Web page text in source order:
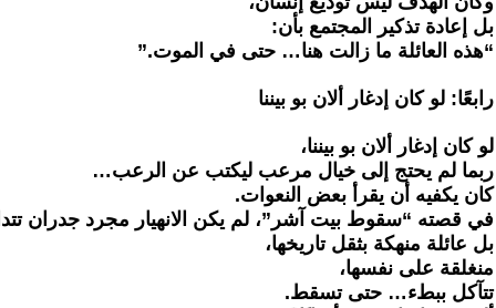
‏بل إعادة تذكير المجتمع بأن:
‏“هذه العائلة ما زالت هنا… حتى في الموت.”
‏رابعًا: لو كان إدغار ألان بو بيننا
‏لو كان إدغار ألان بو بيننا،
‏ربما لم يحتج إلى خيال مرعب ليكتب عن الرعب…
‏كان يكفيه أن يقرأ بعض النعوات.
‏في قصته “سقوط بيت آشر”، لم يكن الانهيار مجرد جدران
‏بل عائلة منهكة بثقل تاريخها،
‏منغلقة على نفسها،
‏تتآكل ببطء… حتى تسقط.